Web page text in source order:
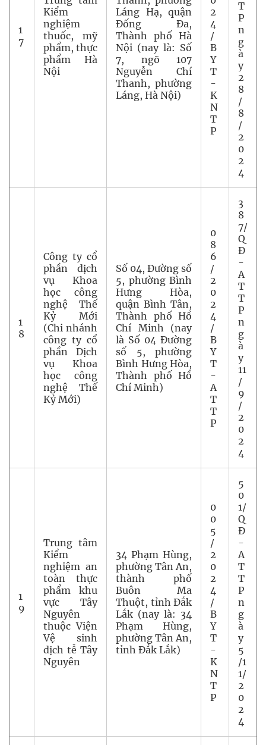
1
7
Kiểm
nghiệm
thuốc, mỹ
phẩm, thực
phẩm Hà
Nội
Láng Hạ, quận
Đống Đa,
Thành phố Hà
Nội (nay là: Số
7, ngõ 107
Nguyễn Chí
Thanh, phường
Láng, Hà Nội)
2
4
/
B
Y
T
-
K
N
T
P
T
P
n
g
à
y
2
8
/
8
/
2
0
2
4
1
8
Công ty cổ
phần dịch
vụ Khoa
học công
nghệ Thế
Kỷ Mới
(Chi nhánh
công ty cổ
phần Dịch
vụ Khoa
học công
nghệ Thế
Kỷ Mới)
Số 04, Đường số
5, phường Bình
Hưng Hòa,
quận Bình Tân,
Thành phố Hồ
Chí Minh (nay
là Số 04 Đường
số 5, phường
Bình Hưng Hòa,
Thành phố Hồ
Chí Minh)
0
8
6
/
2
0
2
4
/
B
Y
T
-
A
T
T
P
3
8
7/
Q
Đ
-
A
T
T
P
n
g
à
y
11
/
9
/
2
0
2
4
1
9
Trung tâm
Kiểm
nghiệm an
toàn thực
phẩm khu
vực Tây
Nguyên
thuộc Viện
Vệ sinh
dịch tễ Tây
Nguyên
34 Phạm Hùng,
phường Tân An,
thành phố
Buôn Ma
Thuột, tỉnh Đắk
Lắk (nay là: 34
Phạm Hùng,
phường Tân An,
tỉnh Đắk Lắk)
0
0
5
/
2
0
2
4
/
B
Y
T
-
K
N
T
P
5
0
1/
Q
Đ
-
A
T
T
P
n
g
à
y
5
/1
1/
2
0
2
4